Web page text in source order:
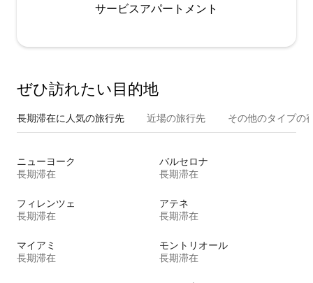
サービスアパートメント
ぜひ訪⁠れ⁠た⁠い目⁠的⁠地
長期滞在に人気の旅行先 近場の旅行先 その他のタ⁠イ⁠プ⁠の
ニューヨーク
長期滞在
バルセロナ
長期滞在
フィレンツェ
長期滞在
アテネ
長期滞在
マイアミ
長期滞在
モントリオール
長期滞在